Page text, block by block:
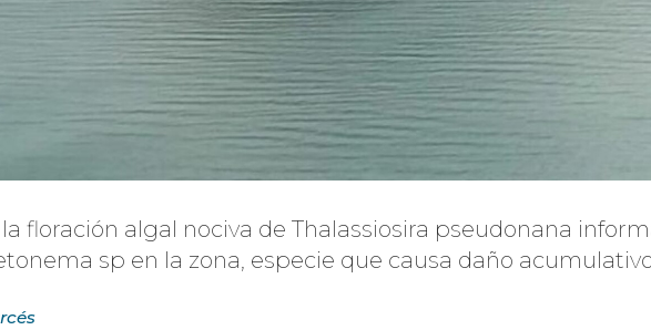
floración algal nociva de Thalassiosira pseudonana
sp en la zona, especie que causa daño